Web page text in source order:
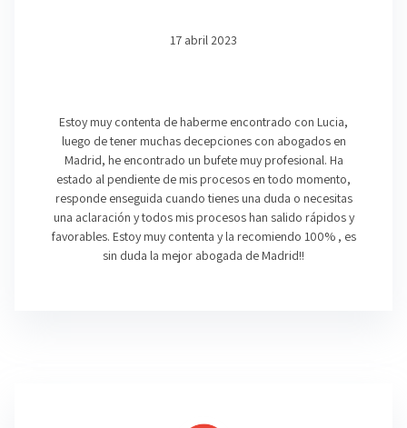
17 abril 2023
Estoy muy contenta de haberme encontrado con Lucia,
luego de tener muchas decepciones con abogados en
Madrid, he encontrado un bufete muy profesional. Ha
estado al pendiente de mis procesos en todo momento,
responde enseguida cuando tienes una duda o necesitas
una aclaración y todos mis procesos han salido rápidos y
favorables. Estoy muy contenta y la recomiendo 100% , es
sin duda la mejor abogada de Madrid!!